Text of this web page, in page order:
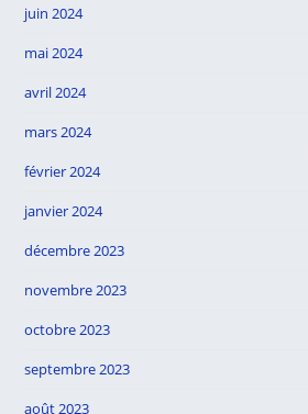
juin 2024
mai 2024
avril 2024
mars 2024
février 2024
janvier 2024
décembre 2023
novembre 2023
octobre 2023
septembre 2023
août 2023